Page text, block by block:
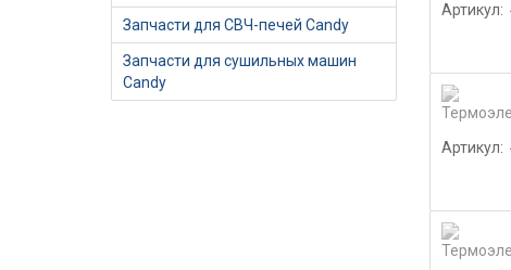
Запчасти для СВЧ-печей Candy
Запчасти для сушильных машин
Candy
Артикул:
Артикул: